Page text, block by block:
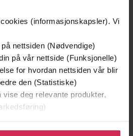
(informasjonskapsler). Vi
nettsiden (Nødvendige)
på vår nettside (Funksjonelle)
for hvordan nettsiden vår blir
den (Statistiske)
deg relevante produkter,
å gi oss ditt samtykke til å